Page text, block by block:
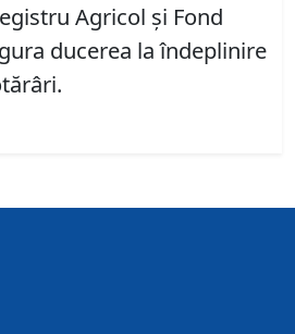
Agricol și Fond
ducerea la îndeplinire